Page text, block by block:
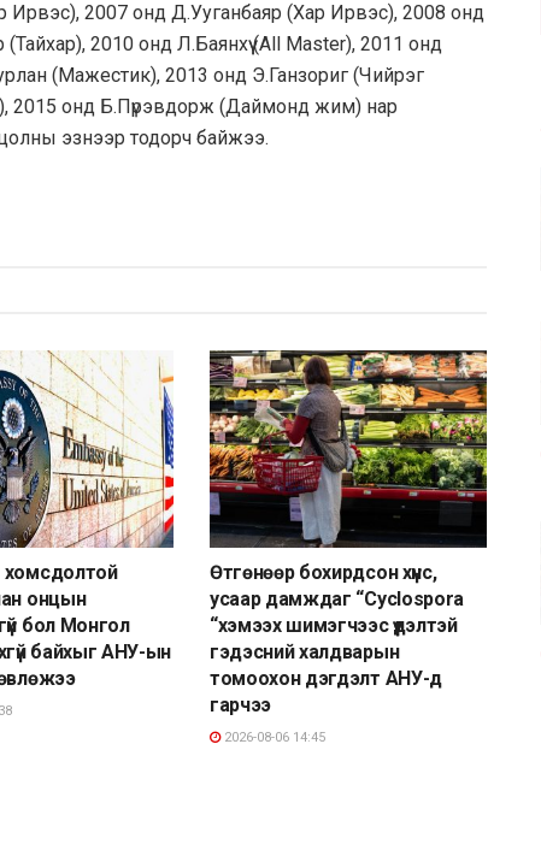
2007 онд Д.Ууганбаяр (Хар Ирвэс), 2008 онд
2010 онд Л.Баянхүү (All Master), 2011 онд
(Мажестик), 2013 онд Э.Ганзориг (Чийрэг
2015 онд Б.Пүрэвдорж (Даймонд жим) нар
эзнээр тодорч байжээ.
онцын
бол Монгол
байхыг АНУ-ын
Өтгөнөөр бохирдсон хүнс,
усаар дамждаг “Cyclospora
“хэмээх шимэгчээс үүдэлтэй
гэдэсний халдварын
томоохон дэгдэлт АНУ-д
гарчээ
2026-08-06 14:45